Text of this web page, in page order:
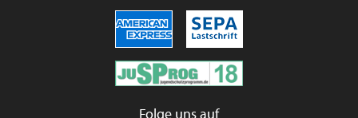
Folge uns auf